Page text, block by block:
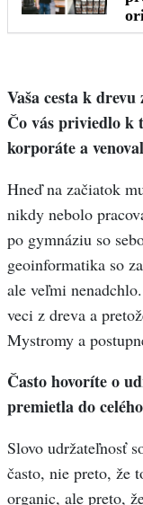
Vaša cesta k
Čo vás priviedlo k
korporáte a
Hneď na začiatok
nikdy nebolo
po gymnáziu so
geoinformatika so
ale veľmi
veci z dreva a
Mystromy a
Často hovoríte o
premietla do
Slovo udržateľnosť
často, nie preto, že
organic, ale preto,